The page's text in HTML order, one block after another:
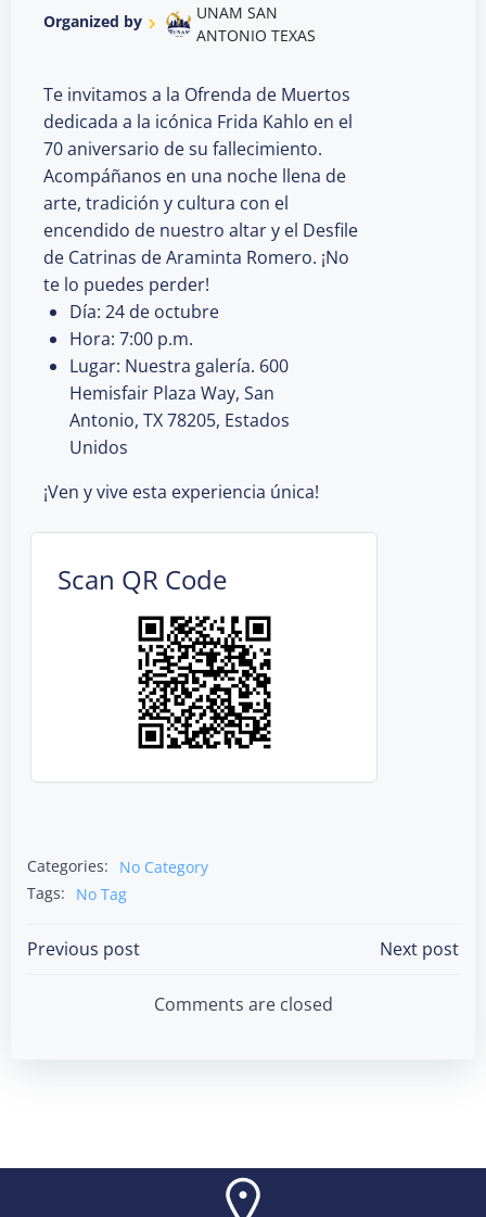
Organized by
UNAM SAN
ANTONIO TEXAS
Te invitamos a la Ofrenda de Muertos
dedicada a la icónica Frida Kahlo en el
70 aniversario de su fallecimiento.
Acompáñanos en una noche llena de
arte, tradición y cultura con el
encendido de nuestro altar y el Desfile
de Catrinas de Araminta Romero. ¡No
te lo puedes perder!
Día: 24 de octubre
Hora: 7:00 p.m.
Lugar: Nuestra galería. 600
Hemisfair Plaza Way, San
Antonio, TX 78205, Estados
Unidos
¡Ven y vive esta experiencia única!
Scan QR Code
Categories:
No Category
Tags:
No Tag
Post
navigation
Previous post
navigation
Next post
Comments are closed